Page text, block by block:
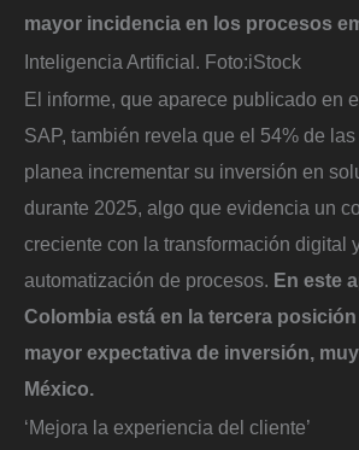
mayor incidencia en los procesos
Inteligencia Artificial. Foto:iStock
El informe, que aparece publicado en
SAP, también revela que el 54% de
planea incrementar su inversión en
durante 2025, algo que evidencia un
creciente con la transformación digital
automatización de procesos. En este
Colombia está en la tercera
mayor expectativa de inversión,
México.
‘Mejora la experiencia del cliente’